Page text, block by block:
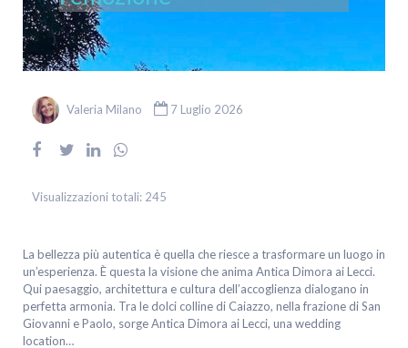
Valeria Milano 7 Luglio 2026
Visualizzazioni totali: 245
La bellezza più autentica è quella che riesce a trasformare un luogo in
un’esperienza. È questa la visione che anima Antica Dimora ai Lecci.
Qui paesaggio, architettura e cultura dell’accoglienza dialogano in
perfetta armonia. Tra le dolci colline di Caiazzo, nella frazione di San
Giovanni e Paolo, sorge Antica Dimora ai Lecci, una wedding
location…